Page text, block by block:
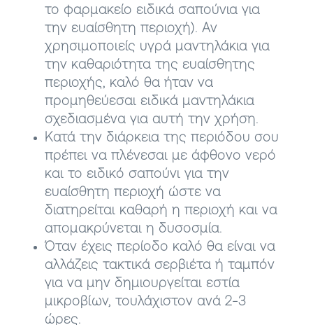
το φαρμακείο ειδικά σαπούνια για
την ευαίσθητη περιοχή). Αν
χρησιμοποιείς υγρά μαντηλάκια για
την καθαριότητα της ευαίσθητης
περιοχής, καλό θα ήταν να
προμηθεύεσαι ειδικά μαντηλάκια
σχεδιασμένα για αυτή την χρήση.
Κατά την διάρκεια της περιόδου σου
πρέπει να πλένεσαι με άφθονο νερό
και το ειδικό σαπούνι για την
ευαίσθητη περιοχή ώστε να
διατηρείται καθαρή η περιοχή και να
απομακρύνεται η δυσοσμία.
Όταν έχεις περίοδο καλό θα είναι να
αλλάζεις τακτικά σερβιέτα ή ταμπόν
για να μην δημιουργείται εστία
μικροβίων, τουλάχιστον ανά 2-3
ώρες.